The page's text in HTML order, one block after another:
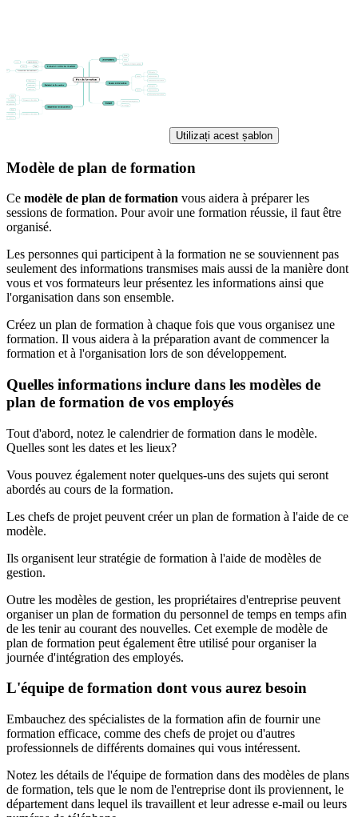
Utilizați acest șablon
Modèle de plan de formation
Ce modèle de plan de formation vous aidera à préparer les
sessions de formation. Pour avoir une formation réussie, il faut être
organisé.
Les personnes qui participent à la formation ne se souviennent pas
seulement des informations transmises mais aussi de la manière dont
vous et vos formateurs leur présentez les informations ainsi que
l'organisation dans son ensemble.
Créez un plan de formation à chaque fois que vous organisez une
formation. Il vous aidera à la préparation avant de commencer la
formation et à l'organisation lors de son développement.
Quelles informations inclure dans les modèles de
plan de formation de vos employés
Tout d'abord, notez le calendrier de formation dans le modèle.
Quelles sont les dates et les lieux?
Vous pouvez également noter quelques-uns des sujets qui seront
abordés au cours de la formation.
Les chefs de projet peuvent créer un plan de formation à l'aide de ce
modèle.
Ils organisent leur stratégie de formation à l'aide de modèles de
gestion.
Outre les modèles de gestion, les propriétaires d'entreprise peuvent
organiser un plan de formation du personnel de temps en temps afin
de les tenir au courant des nouvelles. Cet exemple de modèle de
plan de formation peut également être utilisé pour organiser la
journée d'intégration des employés.
L'équipe de formation dont vous aurez besoin
Embauchez des spécialistes de la formation afin de fournir une
formation efficace, comme des chefs de projet ou d'autres
professionnels de différents domaines qui vous intéressent.
Notez les détails de l'équipe de formation dans des modèles de plans
de formation, tels que le nom de l'entreprise dont ils proviennent, le
département dans lequel ils travaillent et leur adresse e-mail ou leurs